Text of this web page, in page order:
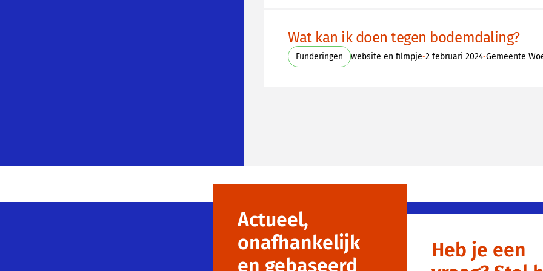
Wat kan ik doen tegen bodemdaling?
Funderingen website en filmpje•2 februari 2024•Gemeente
Actueel,
onafhankelijk
en gebaseerd
Heb je een